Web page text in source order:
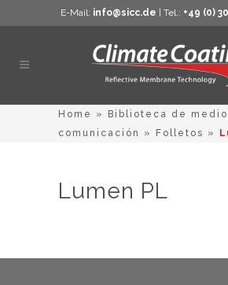
E-Mail: info@sicc.de | Tel.: +49 (0)
Home »
Biblioteca de
comunicación
» Folletos »
Lumen PL